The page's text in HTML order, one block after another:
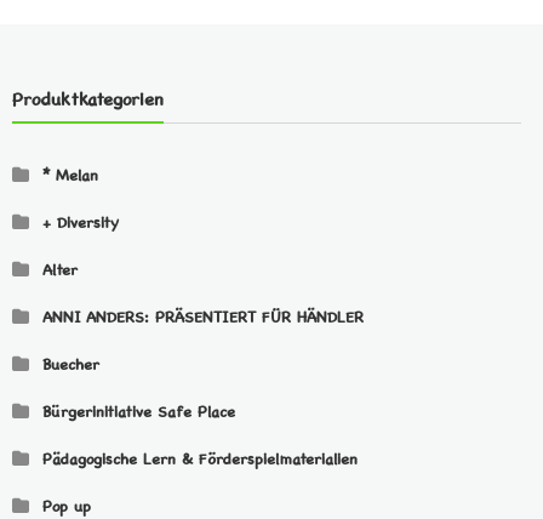
Produktkategorien
* Melan
+ Diversity
Alter
ANNI ANDERS: PRÄSENTIERT FÜR HÄNDLER
Buecher
Bürgerinitiative Safe Place
Pädagogische Lern & Förderspielmaterialien
Pop up